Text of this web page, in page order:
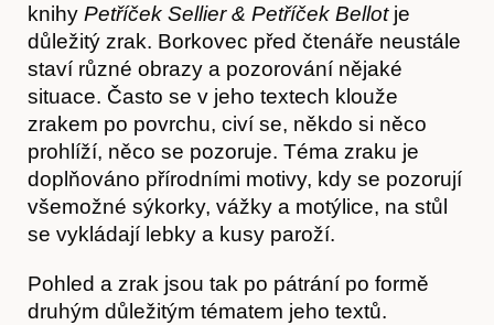
Obchod
knihy Petříček Sellier & Petříček Bellot je
důležitý zrak. Borkovec před čtenáře neustále
staví různé obrazy a pozorování nějaké
situace. Často se v jeho textech klouže
zrakem po povrchu, civí se, někdo si něco
prohlíží, něco se pozoruje. Téma zraku je
doplňováno přírodními motivy, kdy se pozorují
všemožné sýkorky, vážky a motýlice, na stůl
se vykládají lebky a kusy paroží.
Pohled a zrak jsou tak po pátrání po formě
druhým důležitým tématem jeho textů.